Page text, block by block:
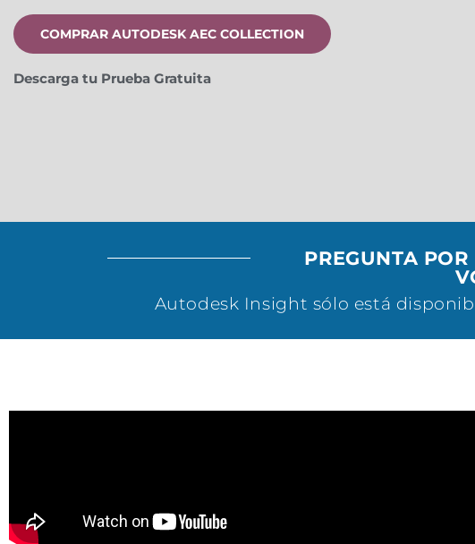
COMPRAR AUTODESK AEC COLLECTION
Descarga tu Prueba Gratuita
PREGUNTA
Autodesk Insight sólo está